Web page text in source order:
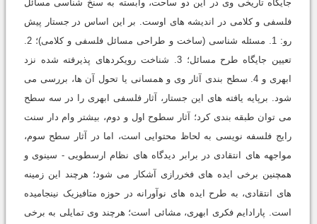
جایگاه تاریخی وی در این دو ساحت، وابسته به سنخ شناسی مسائل
فلسفی و کلامی در اندیشه های اوست. بر این اساس در جستار پیش
تعیین جایگاه طرح مسائل؛ 3. شناخت رویکردهای پذیرفته شده نزد
ابهری و 4. سطح بندی آثار وی و همسانی یا تحول آن ها، بررسی می
شود. برپایه یافته های این جستار، آثار فلسفی ابهری را در سه سطح
می توان طبقه بندی کرد؛ آثار سطوح اول و دوم، بیشتر وام دار سنت
رایج فلسفه نویسی به لحاظ محتوایی است، اما در آثار سطح سوم،
مواجهه های انتقادی در برابر دیدگاه های نظام ارسطویی - سینوی و
همچنین برخی ایده های فخررازی آشکار می شود؛ هرچند این زمینه
های انتقادی، به طرح ایده های نوآورانه در حوزه متافیزیک نینجامیده
است. پارادایم فکری ابهری، مشائی است؛ هرچند وی تمایلی به برخی